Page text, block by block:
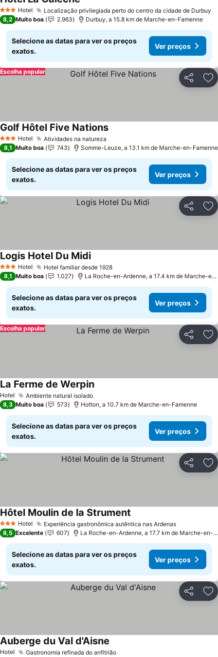
3 EstrelasHotel Localização privilegiada perto do centro da cidade de Durbuy
8,2 Muito boa 2.963 Durbuy, a 15.8 km de Marche-en-Famenne
Selecione as datas para ver os preços
exatos.
Ver preços
Partilhar
Escolha popular
3 EstrelasHotel Atividades na natureza
Golf Hôtel Five Nations
8,1 Muito boa 743 Somme-Leuze, a 13.1 km de Marche-en-Famenne
Selecione as datas para ver os preços
exatos.
Ver preços
Partilhar
3 EstrelasHotel Hotel familiar desde 1928
Logis Hotel Du Midi
8,1 Muito boa 1.027 La Roche-en-Ardenne, a 17.4 km de Marche-en-Famenne
Selecione as datas para ver os preços
exatos.
Ver preços
Partilhar
Escolha popular
Hotel Ambiente natural isolado
La Ferme de Werpin
8,3 Muito boa 573 Hotton, a 10.7 km de Marche-en-Famenne
Selecione as datas para ver os preços
exatos.
Ver preços
Partilhar
3 EstrelasHotel Experiência gastronômica autêntica nas Ardenas
Hôtel Moulin de la Strument
8,5 Excelente 607 La Roche-en-Ardenne, a 17.7 km de Marche-en-Famenne
Selecione as datas para ver os preços
exatos.
Ver preços
Partilhar
Hotel Gastronomia refinada do anfitrião
Auberge du Val d'Aisne